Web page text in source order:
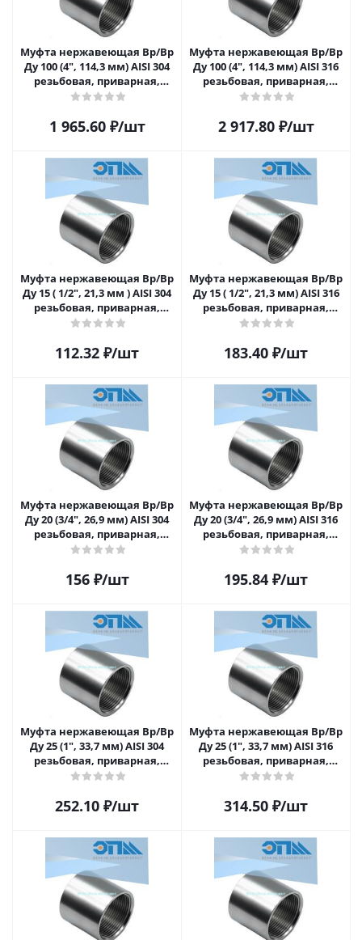
Муфта нержавеющая Вр/Вр
Ду 100 (4", 114,3 мм) AISI 304
резьбовая, приварная,
прямая
1 965.60₽/шт
Муфта нержавеющая Вр/Вр
Ду 100 (4", 114,3 мм) AISI 316
резьбовая, приварная,
прямая
2 917.80₽/шт
Муфта нержавеющая Вр/Вр
Ду 15 ( 1/2", 21,3 мм ) AISI 304
резьбовая, приварная,
прямая
112.32 ₽/шт
Муфта нержавеющая Вр/Вр
Ду 15 ( 1/2", 21,3 мм) AISI 316
резьбовая, приварная,
прямая
183.40 ₽/шт
Муфта нержавеющая Вр/Вр
Ду 20 (3/4", 26,9 мм) AISI 304
резьбовая, приварная,
прямая
156₽/шт
Муфта нержавеющая Вр/Вр
Ду 20 (3/4", 26,9 мм) AISI 316
резьбовая, приварная,
прямая
195.84 ₽/шт
Муфта нержавеющая Вр/Вр
Ду 25 (1", 33,7 мм) AISI 304
резьбовая, приварная,
прямая
252.10 ₽/шт
Муфта нержавеющая Вр/Вр
Ду 25 (1", 33,7 мм) AISI 316
резьбовая, приварная,
прямая
314.50 ₽/шт